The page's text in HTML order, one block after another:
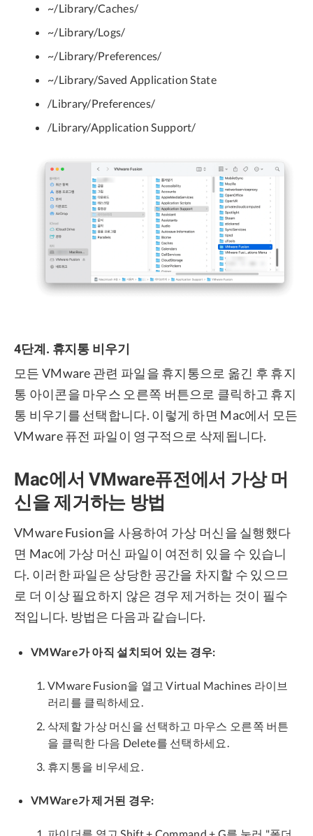
~/Library/Caches/
~/Library/Logs/
~/Library/Preferences/
~/Library/Saved Application State
/Library/Preferences/
/Library/Application Support/
4단계. 휴지통 비우기
모든 VMware 관련 파일을 휴지통으로 옮긴 후 휴지
통 아이콘을 마우스 오른쪽 버튼으로 클릭하고 휴지
통 비우기를 선택합니다. 이렇게 하면 Mac에서 모든
VMware 퓨전 파일이 영구적으로 삭제됩니다.
Mac에서 VMware퓨전에서 가상 머
신을 제거하는 방법
VMware Fusion을 사용하여 가상 머신을 실행했다
면 Mac에 가상 머신 파일이 여전히 있을 수 있습니
다. 이러한 파일은 상당한 공간을 차지할 수 있으므
로 더 이상 필요하지 않은 경우 제거하는 것이 필수
적입니다. 방법은 다음과 같습니다.
VMWare가 아직 설치되어 있는 경우:
VMware Fusion을 열고 Virtual Machines 라이브
러리를 클릭하세요.
삭제할 가상 머신을 선택하고 마우스 오른쪽 버튼
을 클릭한 다음 Delete를 선택하세요.
휴지통을 비우세요.
VMWare가 제거된 경우: